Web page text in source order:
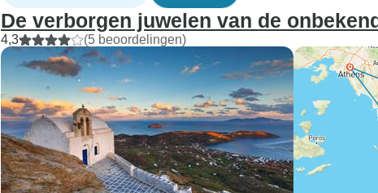
De verborgen juwelen van de
4,3 (5 beoordelingen)